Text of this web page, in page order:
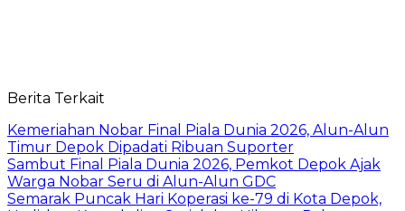
Berita Terkait
Kemeriahan Nobar Final Piala Dunia 2026, Alun-Alun
Timur Depok Dipadati Ribuan Suporter
Sambut Final Piala Dunia 2026, Pemkot Depok Ajak
Warga Nobar Seru di Alun-Alun GDC
Semarak Puncak Hari Koperasi ke-79 di Kota Depok,